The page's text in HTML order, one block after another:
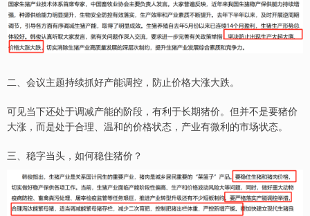
二、会议主题持续抓好产能调控，防止价格大涨大跌。
可见当下还处于调减产能的阶段，有利于长期猪价。但并不是要猪价
大涨，而是处于合理、温和的价格状态，产业有微利的市场状态。
三、稳字当头，如何稳住猪价？